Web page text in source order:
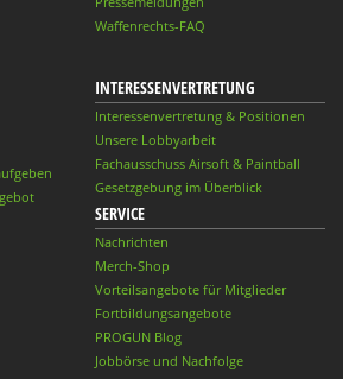
Waffenrechts-FAQ
INTERESSENVERTRETUNG
Interessenvertretung & Positionen
Unsere Lobbyarbeit
Fachausschuss Airsoft & Paintball
Gesetzgebung im Überblick
SERVICE
Nachrichten
Merch-Shop
Vorteilsangebote für Mitglieder
Fortbildungsangebote
PROGUN Blog
Jobbörse und Nachfolge